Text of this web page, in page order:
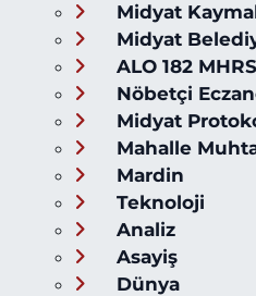
Midyat
Midyat
ALO 182 MHRS
Nöbetçi
Midyat
Mahalle
Mardin
Teknoloji
Analiz
Asayiş
Dünya